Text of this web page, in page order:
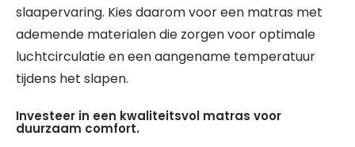
slaapervaring. Kies daarom voor een matras met
ademende materialen die zorgen voor optimale
luchtcirculatie en een aangename temperatuur
tijdens het slapen.
Investeer in een kwaliteitsvol matras voor
duurzaam comfort.